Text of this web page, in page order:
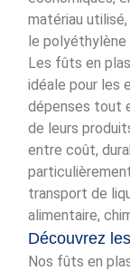
matériau
le polyéthylène
Les fûts en
idéale pour les
dépenses tout
de leurs
entre coût,
transport de
alimentaire,
Découvrez
Nos fûts en